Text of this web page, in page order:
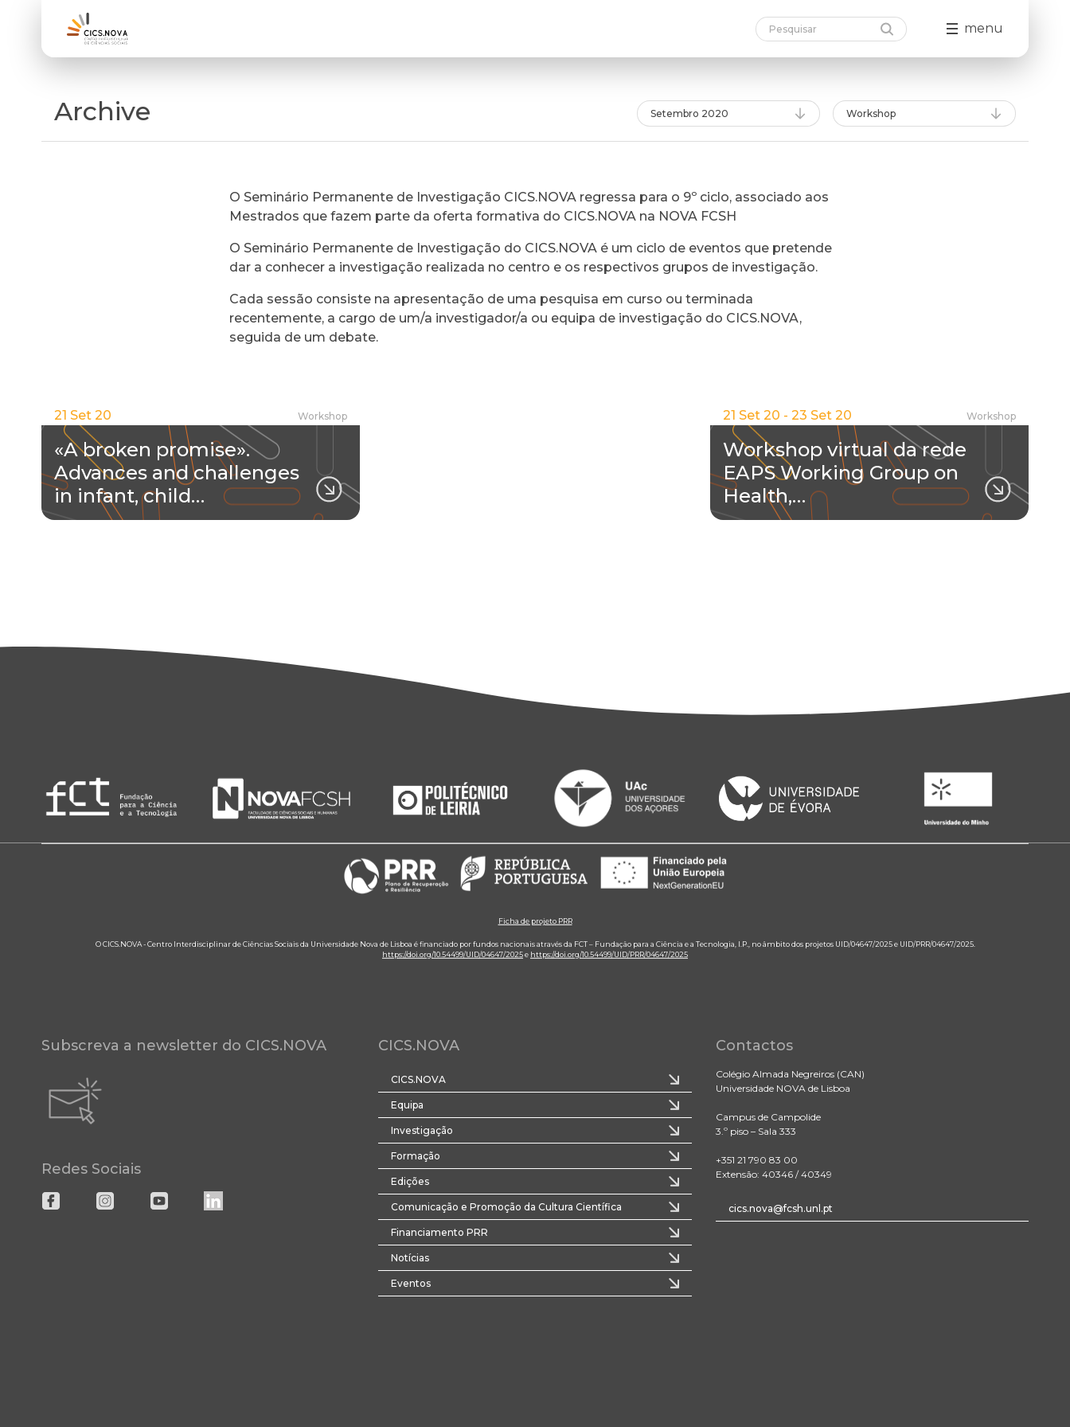
menu
Archive Setembro 2020 Workshop
O Seminário Permanente de Investigação CICS.NOVA regressa para o 9º ciclo, associado aos
Mestrados que fazem parte da oferta formativa do CICS.NOVA na NOVA FCSH
O Seminário Permanente de Investigação do CICS.NOVA é um ciclo de eventos que pretende
dar a conhecer a investigação realizada no centro e os respectivos grupos de investigação.
Cada sessão consiste na apresentação de uma pesquisa em curso ou terminada
recentemente, a cargo de um/a investigador/a ou equipa de investigação do CICS.NOVA,
seguida de um debate.
21 Set 20 Workshop
«A broken promise».
Advances and challenges
in infant, child…
21 Set 20 - 23 Set 20 Workshop
Workshop virtual da rede
EAPS Working Group on
Health,…
Ficha de projeto PRR
O CICS.NOVA - Centro Interdisciplinar de Ciências Sociais da Universidade Nova de Lisboa é financiado por fundos nacionais através da FCT – Fundação para a Ciência e a Tecnologia, I.P., no âmbito dos projetos UID/04647/2025 e UID/PRR/04647/2025.
https://doi.org/10.54499/UID/04647/2025e https://doi.org/10.54499/UID/PRR/04647/2025
Subscreva a newsletter do CICS.NOVA
Redes Sociais
CICS.NOVA
CICS.NOVA
Equipa
Investigação
Formação
Edições
Comunicação e Promoção da Cultura Científica
Financiamento PRR
Notícias
Eventos
Contactos
Colégio Almada Negreiros (CAN)
Universidade NOVA de Lisboa
Campus de Campolide
3.º piso – Sala 333
+351 21 790 83 00
Extensão: 40346 / 40349
cics.nova@fcsh.unl.pt